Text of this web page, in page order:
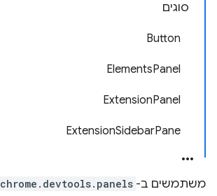
סוגים
Button
ElementsPanel
ExtensionPanel
ExtensionSidebarPane
משתמשים ב- chrome.devtools.panels